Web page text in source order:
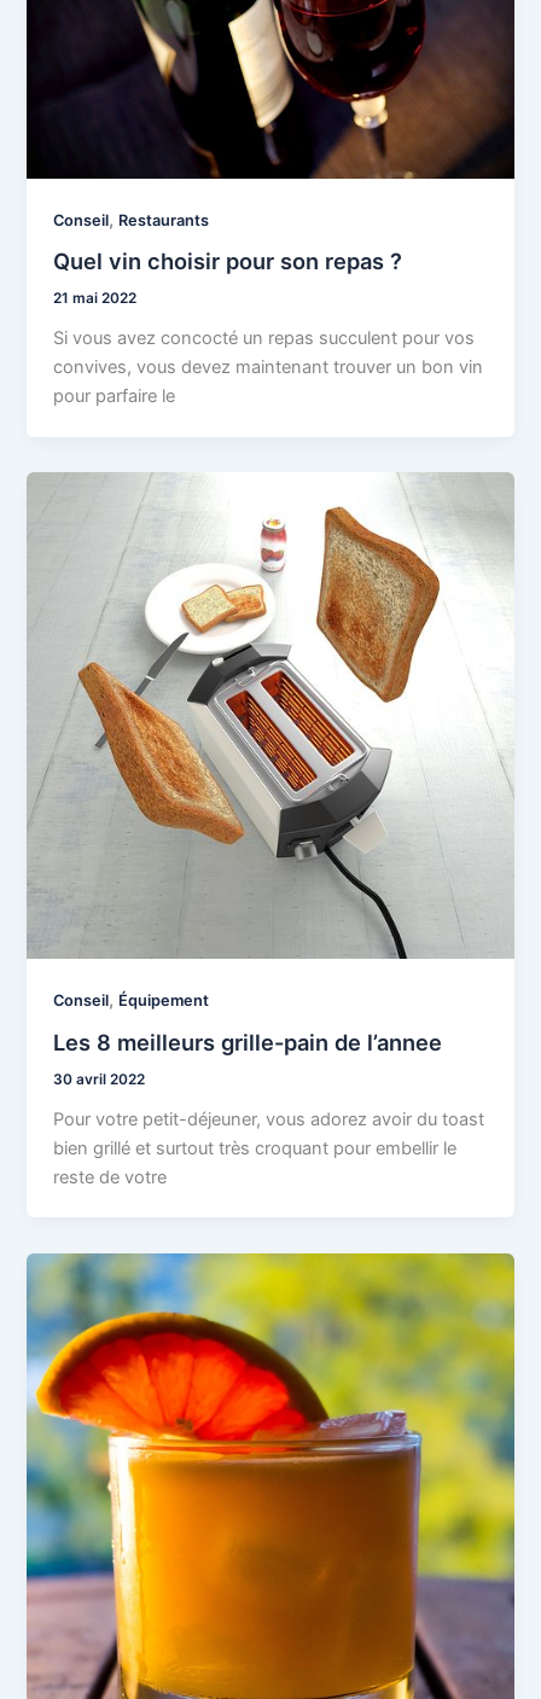
Conseil, Restaurants
Quel vin choisir pour son repas ?
21 mai 2022
Si vous avez concocté un repas succulent pour vos
convives, vous devez maintenant trouver un bon vin
pour parfaire le
Conseil, Équipement
Les 8 meilleurs grille-pain de l’annee
30 avril 2022
Pour votre petit-déjeuner, vous adorez avoir du toast
bien grillé et surtout très croquant pour embellir le
reste de votre